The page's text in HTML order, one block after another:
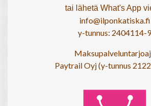
tai lähetä What's App
info@ilponkatiska.fi
y-tunnus: 2404114-9
Paytrail Oyj (y-tunnus